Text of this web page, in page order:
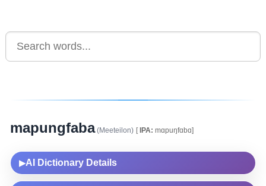
mapungfaba(Meeteilon) [IPA: mɑpuŋfɑbɑ]
▶AI Dictionary Details